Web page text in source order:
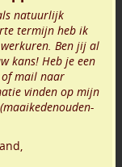
natuurlijk
termijn heb ik
Ben jij al
kans! Heb je een
of mail naar
vinden op mijn